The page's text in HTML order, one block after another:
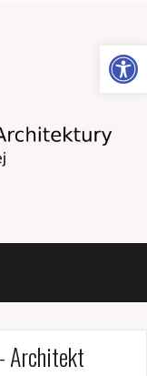
Otwórz pasek narzędzi
Architekt